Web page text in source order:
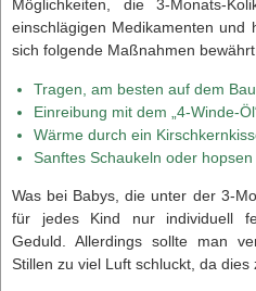
Möglichkeiten, die 3-Monats-
einschlägigen Medikamenten und
sich folgende Maßnahmen
Tragen, am besten auf dem
Einreibung mit dem „4-Winde-
Wärme durch ein
Sanftes Schaukeln oder
Was bei Babys, die unter der 3-
für jedes Kind nur individuell
Geduld. Allerdings sollte man
Stillen zu viel Luft schluckt, da